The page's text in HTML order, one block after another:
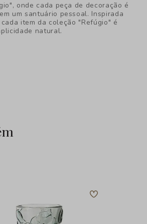
onde cada peça de decoração é
um santuário pessoal. Inspirada
item da coleção "Refúgio" é
natural.